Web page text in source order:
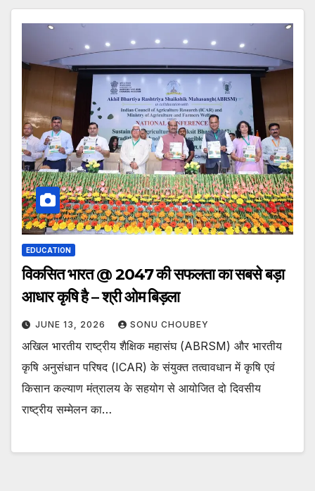
EDUCATION
विकसित भारत @ 2047 की सफलता का सबसे बड़ा
आधार कृषि है – श्री ओम बिड़ला
JUNE 13, 2026 SONU CHOUBEY
अखिल भारतीय राष्ट्रीय शैक्षिक महासंघ (ABRSM) और भारतीय
कृषि अनुसंधान परिषद (ICAR) के संयुक्त तत्वावधान में कृषि एवं
किसान कल्याण मंत्रालय के सहयोग से आयोजित दो दिवसीय
राष्ट्रीय सम्मेलन का…